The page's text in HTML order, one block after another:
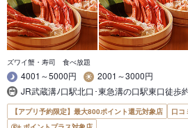
ズワイ蟹・寿司 食べ放題
4001～5000円
2001～3000円
JR武蔵溝ﾉ口駅北口･東急溝の口駅東口徒歩
【アプリ予約限定】最大800ポイント還元対象店
口コ